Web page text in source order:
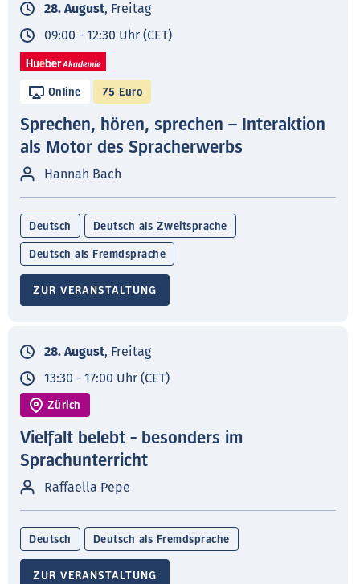
28. August, Freitag
09:00 - 12:30 Uhr (CET)
Online 75 Euro
Sprechen, hören, sprechen – Interaktion
als Motor des Spracherwerbs
Hannah Bach
Deutsch Deutsch als Zweitsprache
Deutsch als Fremdsprache
ZUR VERANSTALTUNG
28. August, Freitag
13:30 - 17:00 Uhr (CET)
Zürich
Vielfalt belebt - besonders im
Sprachunterricht
Raffaella Pepe
Deutsch Deutsch als Fremdsprache
ZUR VERANSTALTUNG